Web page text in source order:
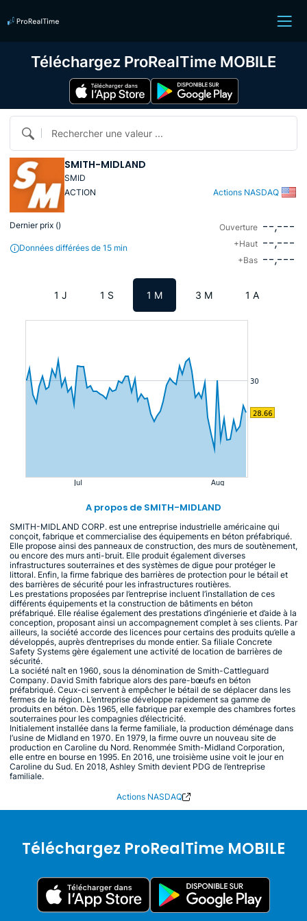
Rechercher une valeur ...
SMITH-MIDLAND
SMID
ACTION
Actions NASDAQ
Dernier prix ()
Données différées de 15 min
Ouverture --,---
+Haut --,---
+Bas --,---
1 J 1 S 1 M 3 M 1 A
A propos de SMITH-MIDLAND
SMITH-MIDLAND CORP. est une entreprise industrielle américaine qui
conçoit, fabrique et commercialise des équipements en béton préfabriqué.
Elle propose ainsi des panneaux de construction, des murs de soutènement,
ou encore des murs anti-bruit. Elle produit également diverses
infrastructures souterraines et des systèmes de digue pour protéger le
littoral. Enfin, la firme fabrique des barrières de protection pour le bétail et
des barrières de sécurité pour les infrastructures routières.
Les prestations proposées par l’entreprise incluent l’installation de ces
différents équipements et la construction de bâtiments en béton
préfabriqué. Elle réalise également des prestations d’ingénierie et d’aide à la
conception, proposant ainsi un accompagnement complet à ses clients. Par
ailleurs, la société accorde des licences pour certains des produits qu’elle a
développés, auprès d’entreprises du monde entier. Sa filiale Concrete
Safety Systems gère également une activité de location de barrières de
sécurité.
La société naît en 1960, sous la dénomination de Smith-Cattleguard
Company. David Smith fabrique alors des pare-bœufs en béton
préfabriqué. Ceux-ci servent à empêcher le bétail de se déplacer dans les
fermes de la région. L’entreprise développe rapidement sa gamme de
produits en béton. Dès 1965, elle fabrique par exemple des chambres fortes
souterraines pour les compagnies d’électricité.
Initialement installée dans la ferme familiale, la production déménage dans
l’usine de Midland en 1970. En 1979, la firme ouvre un nouveau site de
production en Caroline du Nord. Renommée Smith-Midland Corporation,
elle entre en bourse en 1995. En 2016, une troisième usine voit le jour en
Caroline du Sud. En 2018, Ashley Smith devient PDG de l’entreprise
familiale.
Actions NASDAQ
Téléchargez ProRealTime MOBILE
Téléchargez ProRealTime MOBILE